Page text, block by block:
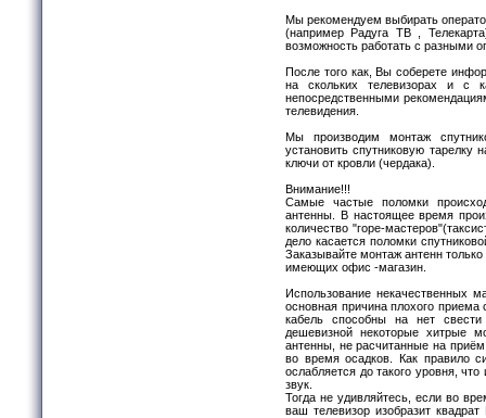
Мы рекомендуем выбирать
(например Радуга ТВ ,
возможность работать с разными
После того как, Вы соберете
на скольких телевизорах и с
непосредственными
телевидения.
Мы производим монтаж
установить спутниковую
ключи от кровли (чердака).
Внимание!!!
Самые частые поломки
антенны. В настоящее время
количество "горе-
дело касается поломки
Заказывайте монтаж антенн
имеющих офис -магазин.
Использование некачественных
основная причина плохого приема
кабель способны на нет
дешевизной некоторые хитрые
антенны, не расчитанные на
во время осадков. Как правило
ослабляется до такого уровня,
звук.
Тогда не удивляйтесь, если во
ваш телевизор изобразит